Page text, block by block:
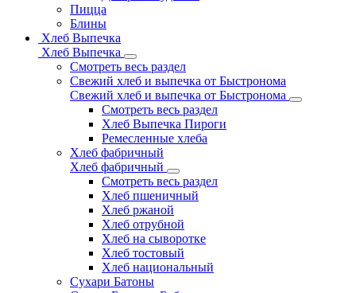
Пицца
Блины
Хлеб Выпечка
Хлеб Выпечка
Смотреть весь раздел
Свежий хлеб и выпечка от Быстронома
Свежий хлеб и выпечка от Быстронома
Смотреть весь раздел
Хлеб Выпечка Пироги
Ремесленные хлеба
Хлеб фабричный
Хлеб фабричный
Смотреть весь раздел
Хлеб пшеничный
Хлеб ржаной
Хлеб отрубной
Хлеб на сыворотке
Хлеб тостовый
Хлеб национальный
Сухари Батоны